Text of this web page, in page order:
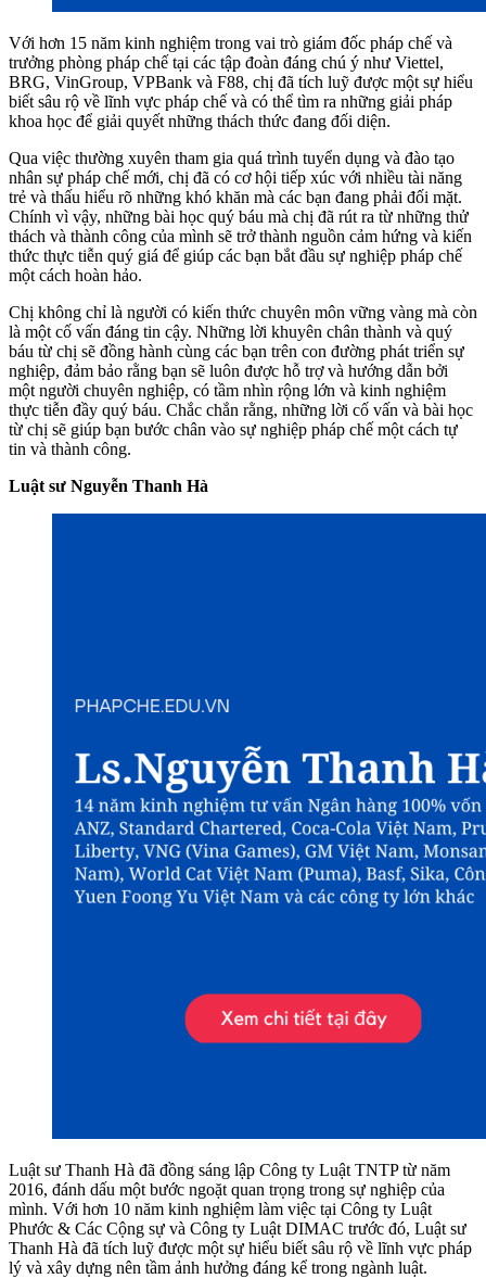
Với hơn 15 năm kinh nghiệm trong vai trò giám đốc pháp chế và
trưởng phòng pháp chế tại các tập đoàn đáng chú ý như Viettel,
BRG, VinGroup, VPBank và F88, chị đã tích luỹ được một sự hiểu
biết sâu rộ về lĩnh vực pháp chế và có thể tìm ra những giải pháp
khoa học để giải quyết những thách thức đang đối diện.
Qua việc thường xuyên tham gia quá trình tuyển dụng và đào tạo
nhân sự pháp chế mới, chị đã có cơ hội tiếp xúc với nhiều tài năng
trẻ và thấu hiểu rõ những khó khăn mà các bạn đang phải đối mặt.
Chính vì vậy, những bài học quý báu mà chị đã rút ra từ những thử
thách và thành công của mình sẽ trở thành nguồn cảm hứng và kiến
thức thực tiễn quý giá để giúp các bạn bắt đầu sự nghiệp pháp chế
một cách hoàn hảo.
Chị không chỉ là người có kiến thức chuyên môn vững vàng mà còn
là một cố vấn đáng tin cậy. Những lời khuyên chân thành và quý
báu từ chị sẽ đồng hành cùng các bạn trên con đường phát triển sự
nghiệp, đảm bảo rằng bạn sẽ luôn được hỗ trợ và hướng dẫn bởi
một người chuyên nghiệp, có tầm nhìn rộng lớn và kinh nghiệm
thực tiễn đầy quý báu. Chắc chắn rằng, những lời cố vấn và bài học
từ chị sẽ giúp bạn bước chân vào sự nghiệp pháp chế một cách tự
tin và thành công.
Luật sư Nguyễn Thanh Hà
Luật sư Thanh Hà đã đồng sáng lập Công ty Luật TNTP từ năm
2016, đánh dấu một bước ngoặt quan trọng trong sự nghiệp của
mình. Với hơn 10 năm kinh nghiệm làm việc tại Công ty Luật
Phước & Các Cộng sự và Công ty Luật DIMAC trước đó, Luật sư
Thanh Hà đã tích luỹ được một sự hiểu biết sâu rộ về lĩnh vực pháp
lý và xây dựng nên tầm ảnh hưởng đáng kể trong ngành luật.